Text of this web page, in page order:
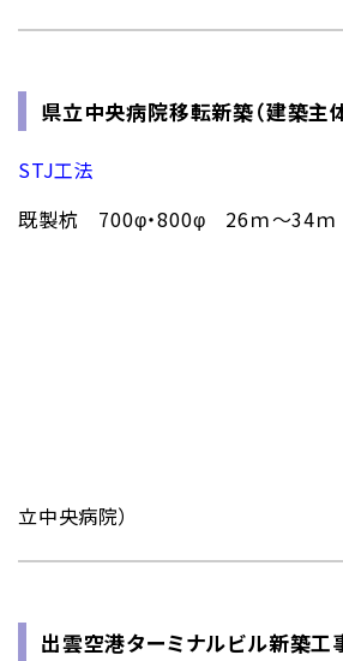
県立中央病院移転新築（建築主
STJ工法
既製杭 700φ・800φ 26ｍ～34
立中央病院）
出雲空港ターミナルビル新築工